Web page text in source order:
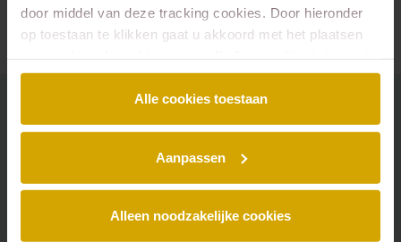
door middel van deze tracking cookies. Door hieronder
op toestaan te klikken gaat u akkoord met het plaatsen
Alle cookies toestaan
Aanpassen
Alleen noodzakelijke cookies
werken en wat wij belangrijk vinden op
www.werkenbijlexence.com.
Heeft u vragen over dit
neem contact op: